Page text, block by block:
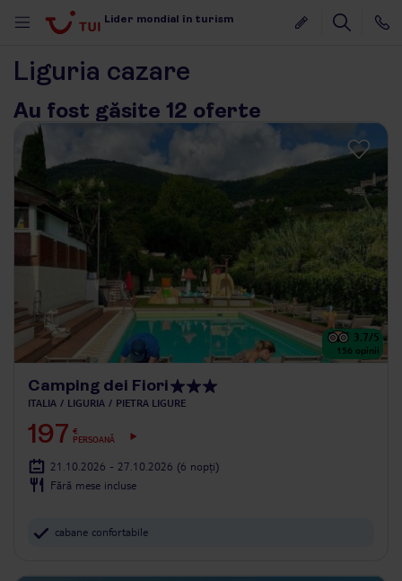
Lider mondial în turism
Liguria cazare
Au fost găsite 12 oferte
3.7/5
156 opinii
Camping dei Fiori
ITALIA LIGURIA PIETRA LIGURE
197 €
PERSOANĂ
21.10.2026 - 27.10.2026 (6 nopți)
Fără mese incluse
cabane confortabile